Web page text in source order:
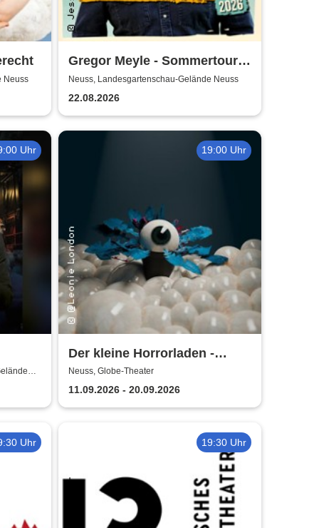
Neuss
Gregor Meyle - Sommertour
2026
Neuss, Landesgartenschau-Gelände Neuss
22.08.2026
Uhr 19:00 Uhr
Der kleine Horrorladen -
Kulturforum Alte Post und
Musikschule Neuss
Neuss, Globe-Theater
11.09.2026 - 20.09.2026
Uhr 19:30 Uhr